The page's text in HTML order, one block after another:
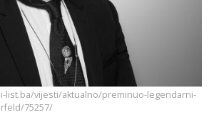
list.ba/vijesti/aktualno/preminuo-legendarni-
75257/